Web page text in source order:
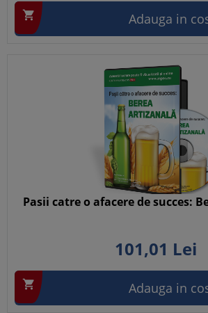
 Adauga in
Pasii catre o afacere de succes:
101,01 Lei
 Adauga in